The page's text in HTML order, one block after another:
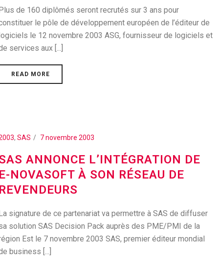
de 160 diplômés seront recrutés sur 3 ans pour
le pôle de développement européen de l’éditeur de
le 12 novembre 2003 ASG, fournisseur de logiciels et
services aux [...]
READ MORE
,SAS 7 novembre 2003
ANNONCE L’INTÉGRATION DE
NOVASOFT À SON RÉSEAU DE
signature de ce partenariat va permettre à SAS de diffuser
solution SAS Decision Pack auprès des PME/PMI de la
Est le 7 novembre 2003 SAS, premier éditeur mondial
business [...]